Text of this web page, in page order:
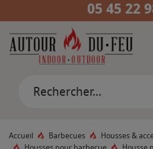
05 45 22
Accueil Barbecues
Housses &